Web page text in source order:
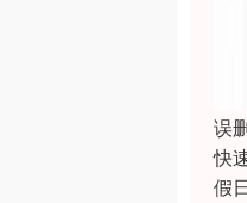
误
快
假